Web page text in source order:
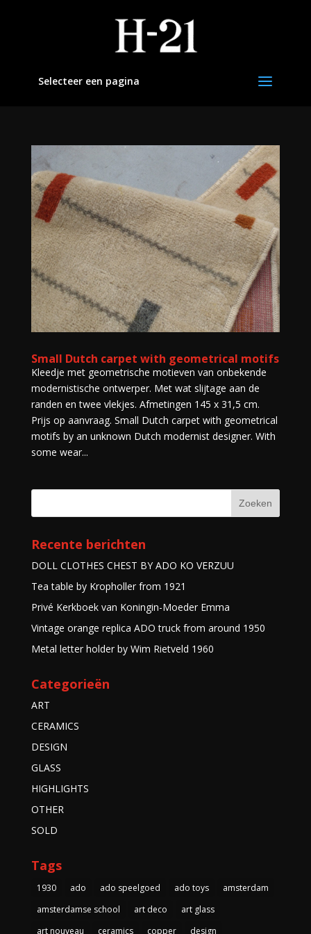
Selecteer een pagina
Small Dutch carpet with geometrical motifs
Kleedje met geometrische motieven van onbekende
modernistische ontwerper. Met wat slijtage aan de
randen en twee vlekjes. Afmetingen 145 x 31,5 cm.
Prijs op aanvraag. Small Dutch carpet with geometrical
motifs by an unknown Dutch modernist designer. With
some wear...
Recente berichten
DOLL CLOTHES CHEST BY ADO KO VERZUU
Tea table by Kropholler from 1921
Privé Kerkboek van Koningin-Moeder Emma
Vintage orange replica ADO truck from around 1950
Metal letter holder by Wim Rietveld 1960
Categorieën
ART
CERAMICS
DESIGN
GLASS
HIGHLIGHTS
OTHER
SOLD
Tags
1930 ado ado speelgoed ado toys
amsterdam
amsterdamse school
art deco
art glass
art nouveau
ceramics copper design